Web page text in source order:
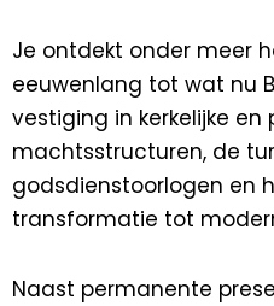
Je ontdekt onder meer
eeuwenlang tot wat nu
vestiging in kerkelijke en
machtsstructuren, de
godsdienstoorlogen en
transformatie tot
Naast permanente